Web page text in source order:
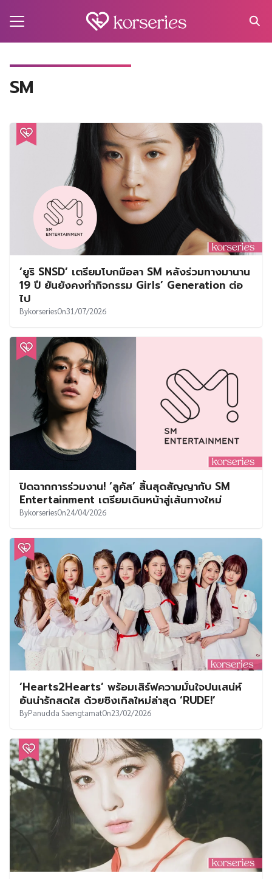
SM
‘ยูริ SNSD’ เตรียมโบกมือลา SM หลังร่วมทางมานาน
19 ปี ยันยังคงทำกิจกรรม Girls’ Generation ต่อ
ไป
BykorseriesOn31/07/2026
ปิดฉากการร่วมงาน! ‘ลูคัส’ สิ้นสุดสัญญากับ SM
Entertainment เตรียมเดินหน้าสู่เส้นทางใหม่
BykorseriesOn24/04/2026
‘Hearts2Hearts’ พร้อมเสิร์ฟความมั่นใจปนเสน่ห์
อันน่ารักสดใส ด้วยซิงเกิลใหม่ล่าสุด ‘RUDE!’
ByPanudda SaengtamatOn23/02/2026